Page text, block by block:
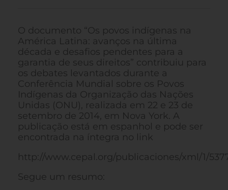
O documento “Os povos indígenas na
América Latina: avanços na última
década e desafios pendentes para a
garantia de seus direitos” contribuiu para
os debates levantados durante a
Conferência Mundial sobre os Povos
Indígenas da Organização das Nações
Unidas (ONU), realizada em 22 e 23 de
setembro de 2014, em Nova York. A
publicação está em espanhol e pode ser
encontrada na íntegra no link
http://www.cepal.org/publicaciones/xml/1/
Segue um resumo: